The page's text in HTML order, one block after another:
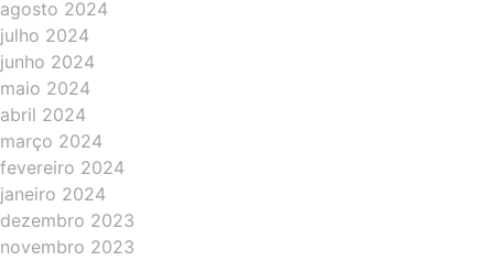
agosto 2024
julho 2024
junho 2024
maio 2024
abril 2024
março 2024
fevereiro 2024
janeiro 2024
dezembro 2023
novembro 2023